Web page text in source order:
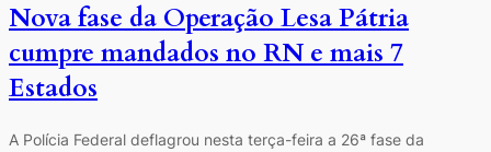
Nova fase da Operação Lesa Pátria
cumpre mandados no RN e mais 7
Estados
A Polícia Federal deflagrou nesta terça-feira a 26ª fase da